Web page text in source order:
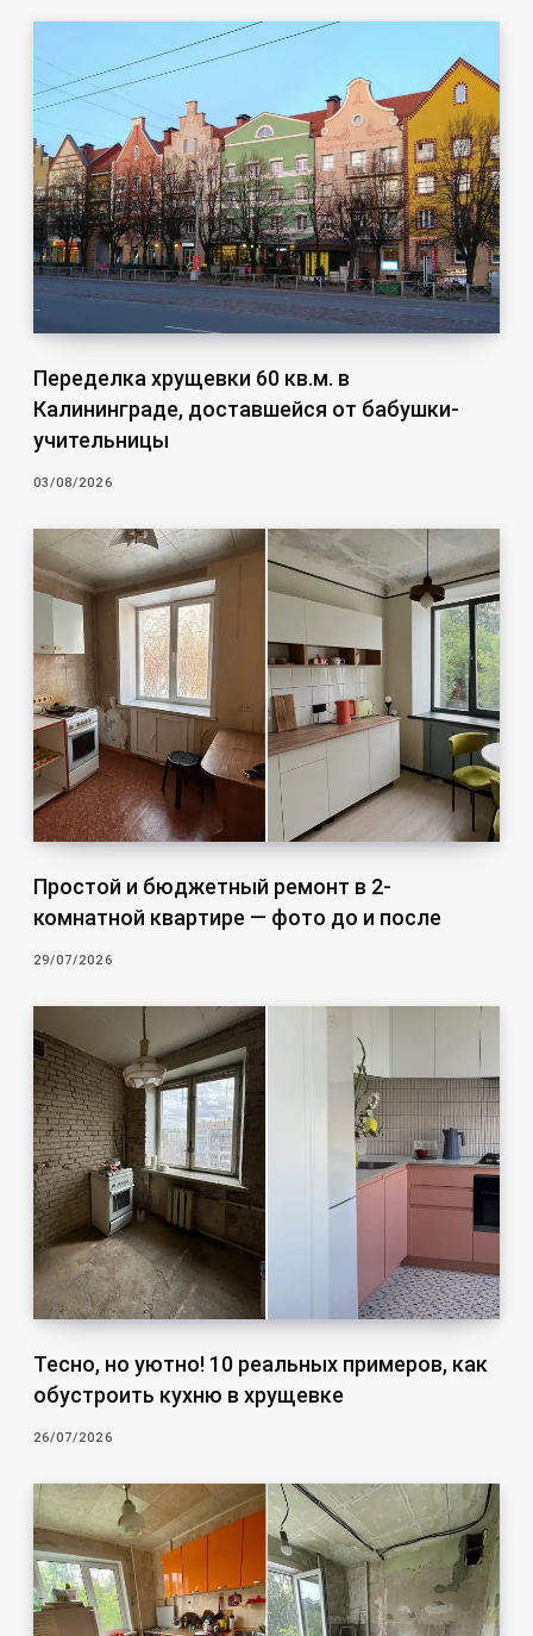
Переделка хрущевки 60 кв.м. в
Калининграде, доставшейся от бабушки-
учительницы
03/08/2026
Простой и бюджетный ремонт в 2-
комнатной квартире — фото до и после
29/07/2026
Тесно, но уютно! 10 реальных примеров, как
обустроить кухню в хрущевке
26/07/2026